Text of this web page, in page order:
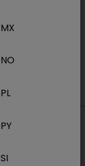
MX
NO
PL
PY
SI